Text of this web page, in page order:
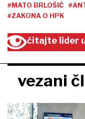
#MATO BRLOŠIĆ
#ZAKONA O HPK
čitajte lider
vezani